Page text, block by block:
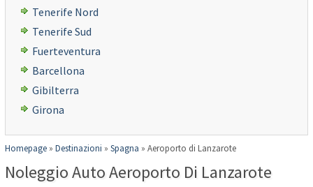
Tenerife Nord
Tenerife Sud
Fuerteventura
Barcellona
Gibilterra
Girona
Homepage » Destinazioni » Spagna » Aeroporto di Lanzarote
Noleggio Auto Aeroporto Di Lanzarote